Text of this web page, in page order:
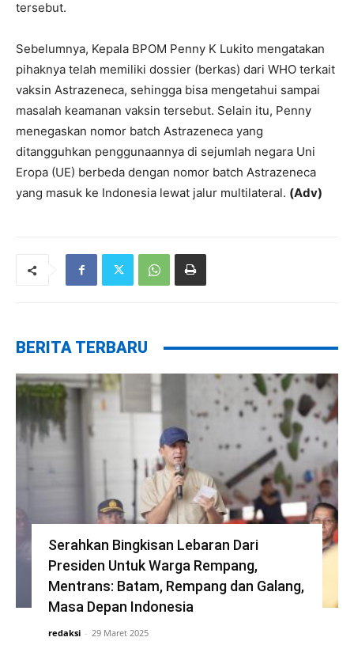
tersebut.
Sebelumnya, Kepala BPOM Penny K Lukito mengatakan
pihaknya telah memiliki dossier (berkas) dari WHO terkait
vaksin Astrazeneca, sehingga bisa mengetahui sampai
masalah keamanan vaksin tersebut. Selain itu, Penny
menegaskan nomor batch Astrazeneca yang
ditangguhkan penggunaannya di sejumlah negara Uni
Eropa (UE) berbeda dengan nomor batch Astrazeneca
yang masuk ke Indonesia lewat jalur multilateral. (Adv)
BERITA TERBARU
Serahkan Bingkisan Lebaran Dari
Presiden Untuk Warga Rempang,
Mentrans: Batam, Rempang dan Galang,
Masa Depan Indonesia
redaksi - 29 Maret 2025